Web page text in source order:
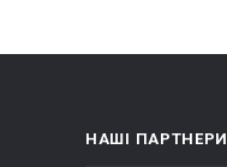
НАШІ ПАРТНЕРИ